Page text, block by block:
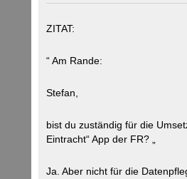
ZITAT:
“ Am Rande:
Stefan,
bist du zuständig für die
Eintracht“ App der FR? „
Ja. Aber nicht für die